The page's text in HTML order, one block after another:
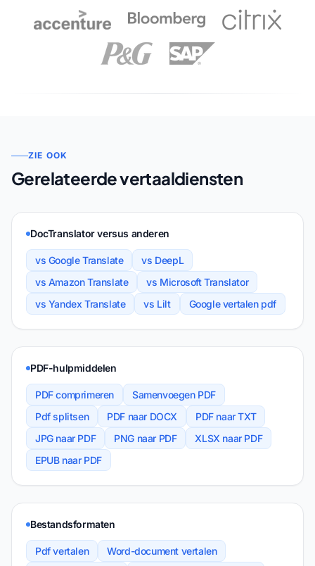
ZIE OOK
Gerelateerde vertaaldiensten
DocTranslator versus anderen
vs Google Translate
vs DeepL
vs Amazon Translate
vs Microsoft Translator
vs Yandex Translate
vs Lilt Google vertalen pdf
PDF-hulpmiddelen
PDF comprimeren
Samenvoegen PDF
Pdf splitsen
PDF naar DOCX
PDF naar TXT
JPG naar PDF
PNG naar PDF
XLSX naar PDF
EPUB naar PDF
Bestandsformaten
Pdf vertalen
Word-document vertalen